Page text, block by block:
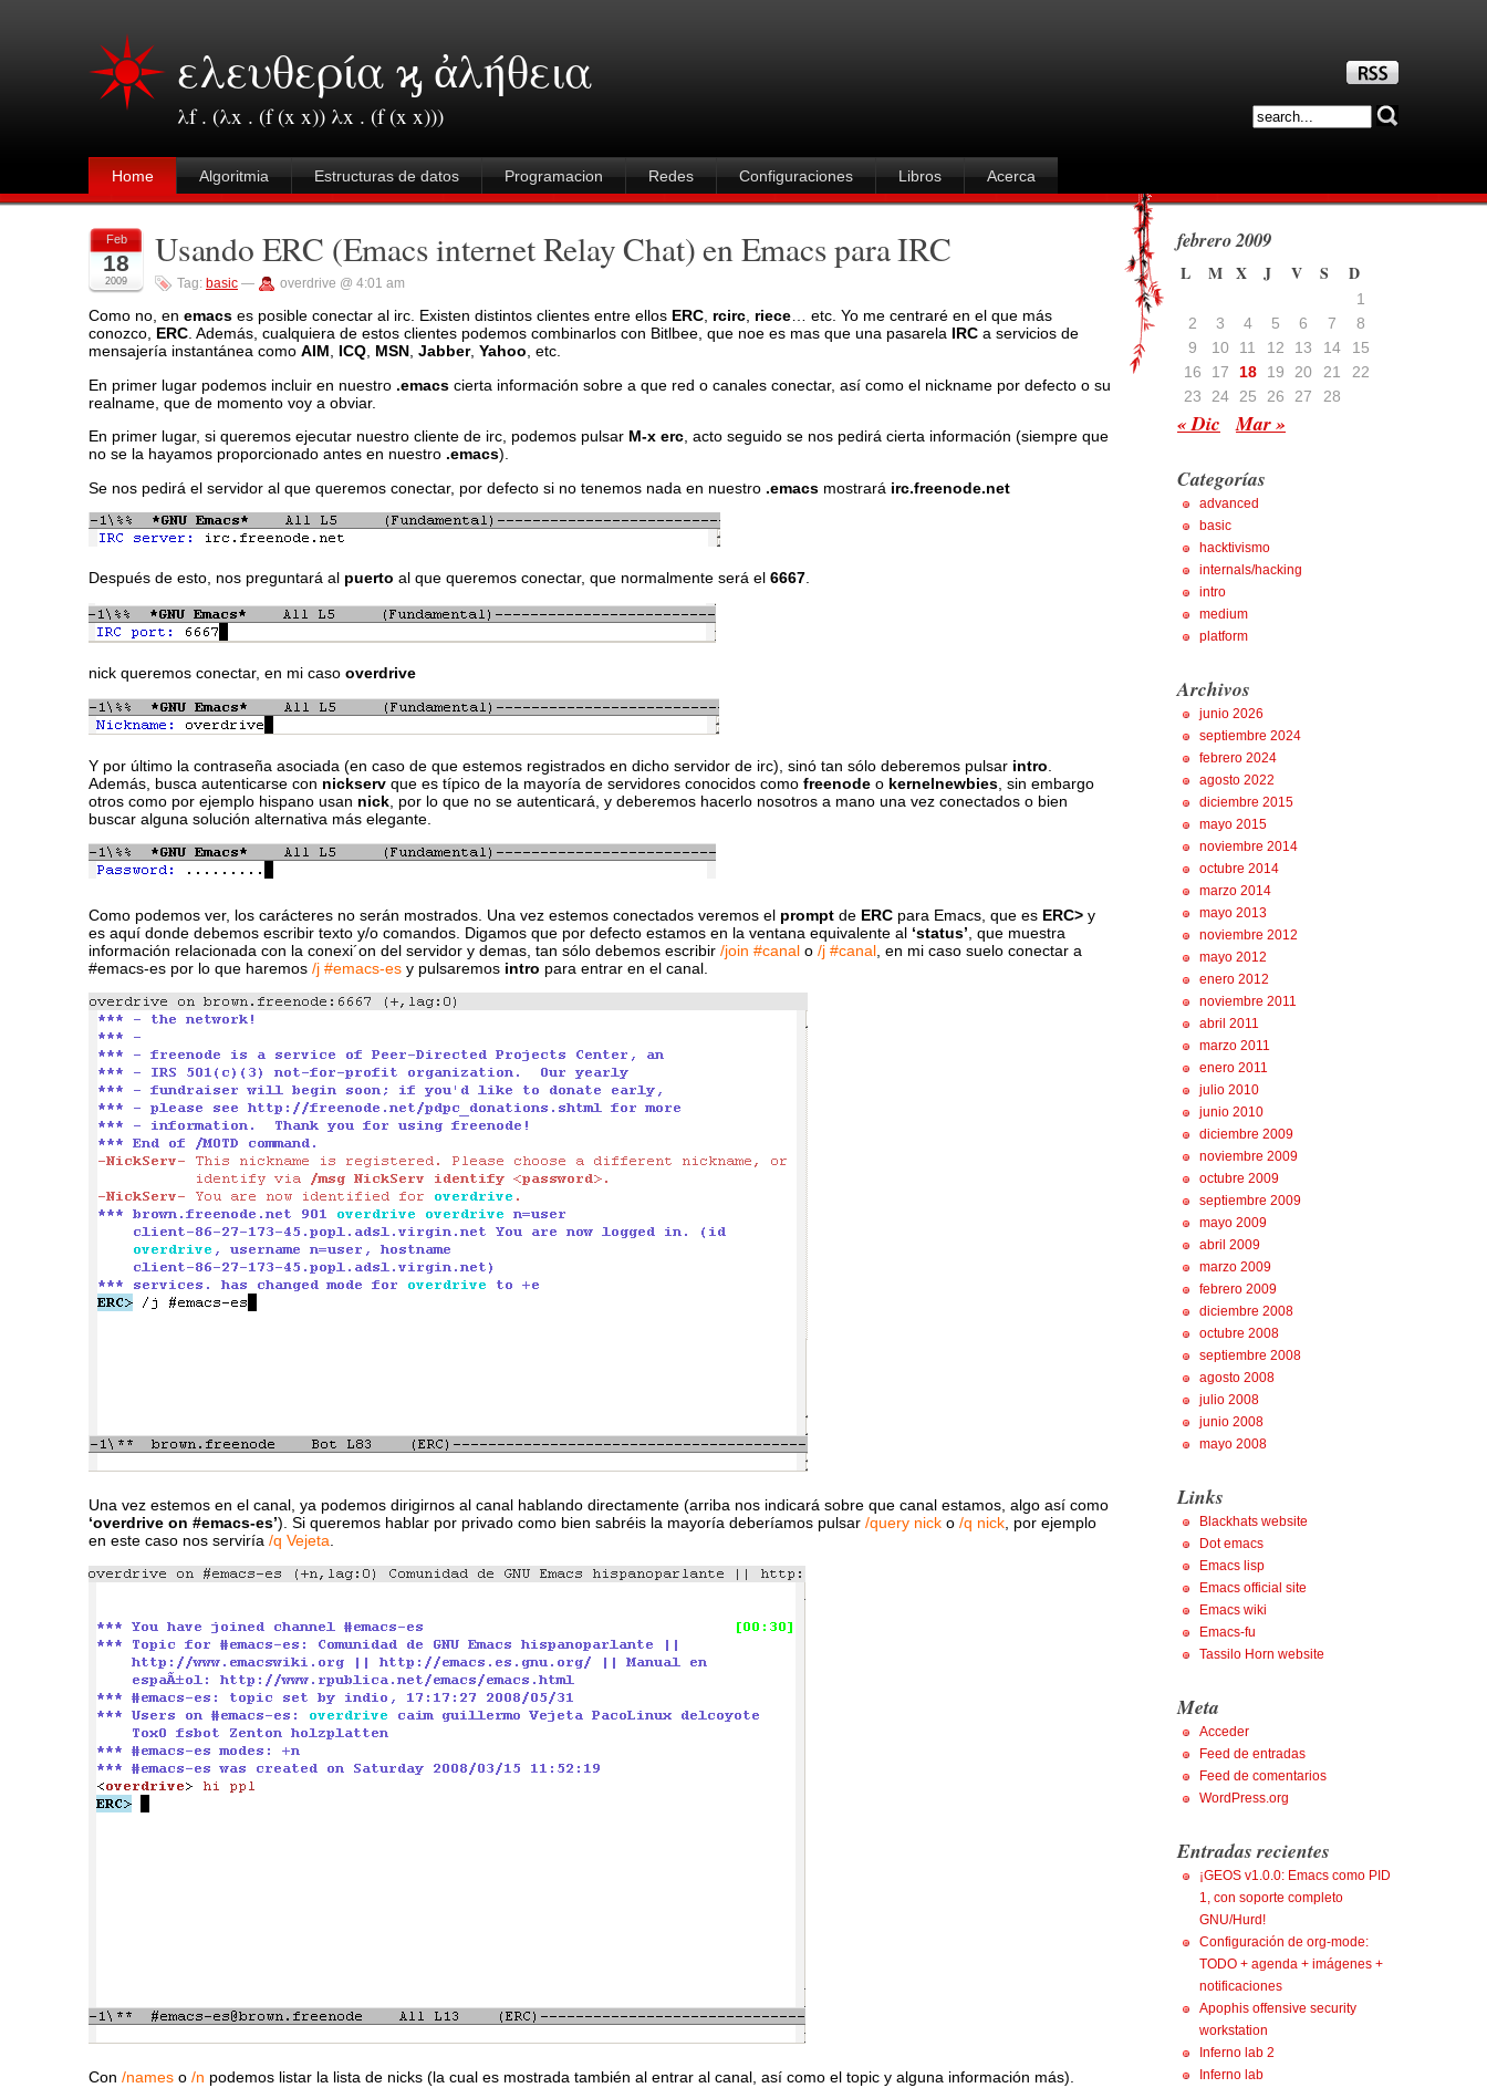
ελευθερία ϗ ἀλήθεια
λf . (λx . (f (x x)) λx . (f (x x)))
Home Algoritmia Estructuras de datos Programacion Redes Configuraciones Libros Acerca
Feb
18
2009
Usando ERC (Emacs internet Relay Chat) en Emacs para IRC
Tag: basic — overdrive @ 4:01 am
Como no, en emacs es posible conectar al irc. Existen distintos clientes entre ellos ERC, rcirc, riece… etc. Yo me centraré en el que más
conozco, ERC. Además, cualquiera de estos clientes podemos combinarlos con Bitlbee, que noe es mas que una pasarela IRC a servicios de
mensajería instantánea como AIM, ICQ, MSN, Jabber, Yahoo, etc.
En primer lugar podemos incluir en nuestro .emacs cierta información sobre a que red o canales conectar, así como el nickname por defecto o su
realname, que de momento voy a obviar.
En primer lugar, si queremos ejecutar nuestro cliente de irc, podemos pulsar M-x erc , acto seguido se nos pedirá cierta información (siempre que
no se la hayamos proporcionado antes en nuestro .emacs).
Se nos pedirá el servidor al que queremos conectar, por defecto si no tenemos nada en nuestro .emacs mostrará irc.freenode.net
Después de esto, nos preguntará al puerto al que queremos conectar, que normalmente será el 6667.
nick queremos conectar, en mi caso overdrive
Y por último la contraseña asociada (en caso de que estemos registrados en dicho servidor de irc), sinó tan sólo deberemos pulsar intro
Además, busca autenticarse con nickserv que es típico de la mayoría de servidores conocidos como freenode o kernelnewbies , sin embargo
otros como por ejemplo hispano usan nick , por lo que no se autenticará, y deberemos hacerlo nosotros a mano una vez conectados o bien
buscar alguna solución alternativa más elegante.
Como podemos ver, los carácteres no serán mostrados. Una vez estemos conectados veremos el prompt de ERC para Emacs, que es ERC> y
es aquí donde debemos escribir texto y/o comandos. Digamos que por defecto estamos en la ventana equivalente al ‘status’ , que muestra
información relacionada con la conexi´on del servidor y demas, tan sólo debemos escribir /join #canal o /j #canal , en mi caso suelo conectar a
#emacs-es por lo que haremos /j #emacs-es y pulsaremos intro para entrar en el canal.
Una vez estemos en el canal, ya podemos dirigirnos al canal hablando directamente (arriba nos indicará sobre que canal estamos, algo así como
‘overdrive on #emacs-es’). Si queremos hablar por privado como bien sabréis la mayoría deberíamos pulsar /query nick o /q nick, por ejemplo
en este caso nos serviría /q Vejeta.
Con /names o /n podemos listar la lista de nicks (la cual es mostrada también al entrar al canal, así como el topic y alguna información más).
febrero 2009
L M X J V S D
1
2
3 4 5 6 7
8
9
10 11 12 13 14
15
16
17 18 19 20 21
22
23
24 25 26 27 28
« Dic Mar »
Categorías
advanced
basic
hacktivismo
internals/hacking
intro
medium
platform
Archivos
junio 2026
septiembre 2024
febrero 2024
agosto 2022
diciembre 2015
mayo 2015
noviembre 2014
octubre 2014
marzo 2014
mayo 2013
noviembre 2012
mayo 2012
enero 2012
noviembre 2011
abril 2011
marzo 2011
enero 2011
julio 2010
junio 2010
diciembre 2009
noviembre 2009
octubre 2009
septiembre 2009
mayo 2009
abril 2009
marzo 2009
febrero 2009
diciembre 2008
octubre 2008
septiembre 2008
agosto 2008
julio 2008
junio 2008
mayo 2008
Links
Blackhats website
Dot emacs
Emacs lisp
Emacs official site
Emacs wiki
Emacs-fu
Tassilo Horn website
Meta
Acceder
Feed de entradas
Feed de comentarios
WordPress.org
Entradas recientes
¡GEOS v1.0.0: Emacs como PID
1, con soporte completo
GNU/Hurd!
Configuración de org-mode:
TODO + agenda + imágenes +
notificaciones
Apophis offensive security
workstation
Inferno lab 2
Inferno lab